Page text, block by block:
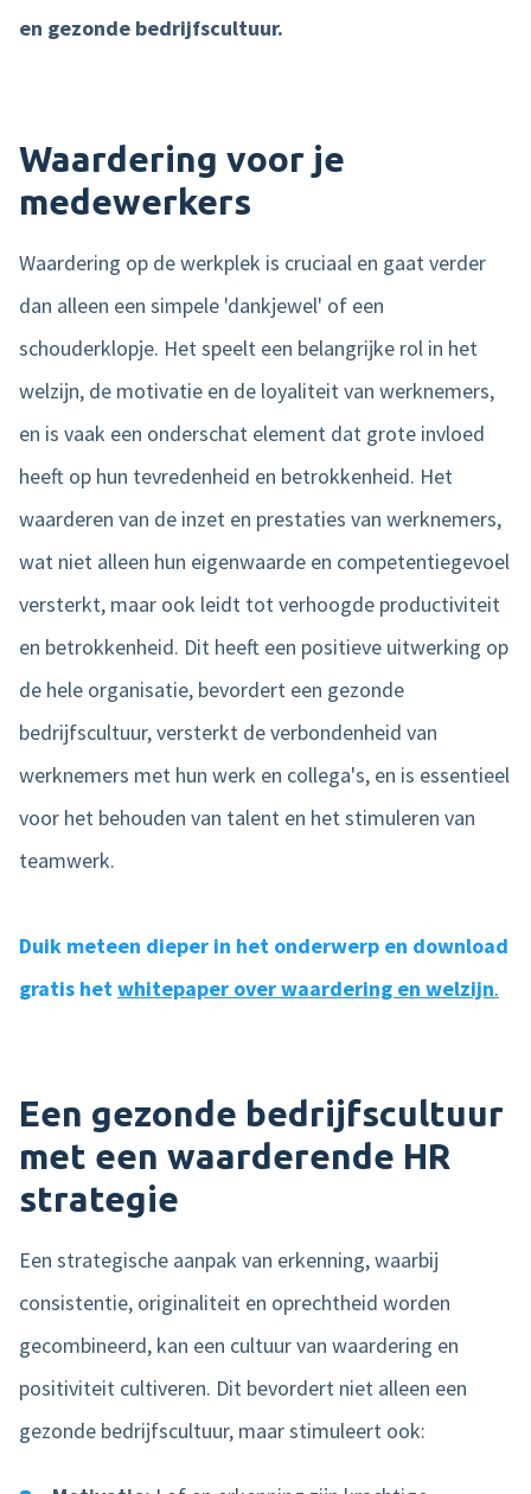
en gezonde bedrijfscultuur.
Waardering voor je
medewerkers
Waardering op de werkplek is cruciaal en gaat verder
dan alleen een simpele 'dankjewel' of een
schouderklopje. Het speelt een belangrijke rol in het
welzijn, de motivatie en de loyaliteit van werknemers,
en is vaak een onderschat element dat grote invloed
heeft op hun tevredenheid en betrokkenheid. Het
waarderen van de inzet en prestaties van werknemers,
wat niet alleen hun eigenwaarde en competentiegevoel
versterkt, maar ook leidt tot verhoogde productiviteit
en betrokkenheid. Dit heeft een positieve uitwerking op
de hele organisatie, bevordert een gezonde
bedrijfscultuur, versterkt de verbondenheid van
werknemers met hun werk en collega's, en is essentieel
voor het behouden van talent en het stimuleren van
teamwerk.
Duik meteen dieper in het onderwerp en download
gratis hetwhitepaper over waardering en welzijn.
Een gezonde bedrijfscultuur
met een waarderende HR
strategie
Een strategische aanpak van erkenning, waarbij
consistentie, originaliteit en oprechtheid worden
gecombineerd, kan een cultuur van waardering en
positiviteit cultiveren. Dit bevordert niet alleen een
gezonde bedrijfscultuur, maar stimuleert ook: